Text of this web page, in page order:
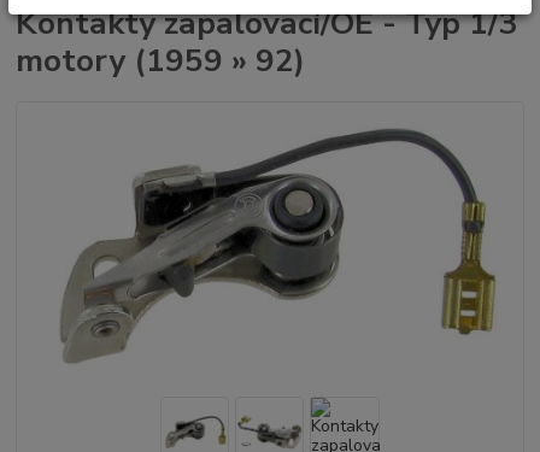
Kontakty zapalovací/OE - Typ 1/3
motory (1959 » 92)